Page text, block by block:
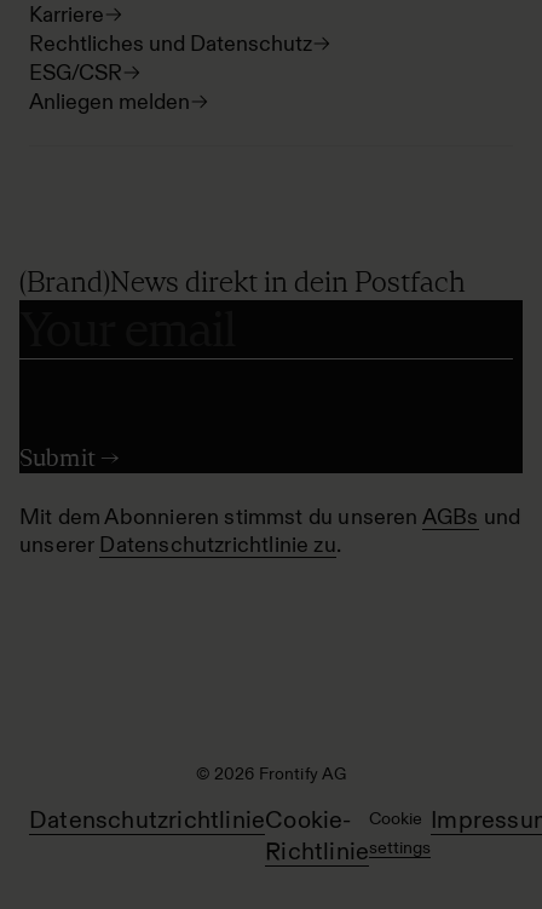
Karriere
Rechtliches und Datenschutz
ESG/CSR
Anliegen melden
(Brand)News direkt in dein Postfach
Mit dem Abonnieren stimmst du unseren AGBs und
unserer Datenschutzrichtlinie zu.
© 2026 Frontify AG
DatenschutzrichtlinieCookie-
Richtlinie
Cookie
settings